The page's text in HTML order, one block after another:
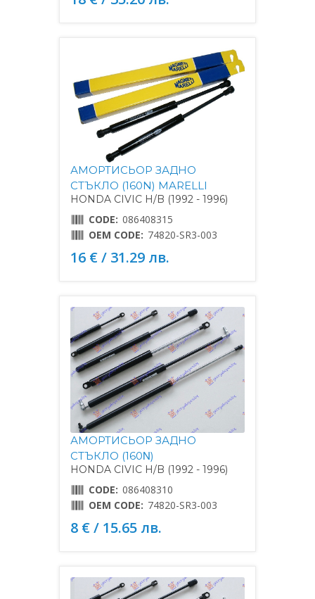
АМОРТИСЬОР ЗАДНО
СТЪКЛО (160N) MARELLI
HONDA CIVIC H/B (1992 - 1996)
CODE: 086408315
OEM CODE: 74820-SR3-003
16 € / 31.29 лв.
АМОРТИСЬОР ЗАДНО
СТЪКЛО (160Ν)
HONDA CIVIC H/B (1992 - 1996)
CODE: 086408310
OEM CODE: 74820-SR3-003
8 € / 15.65 лв.